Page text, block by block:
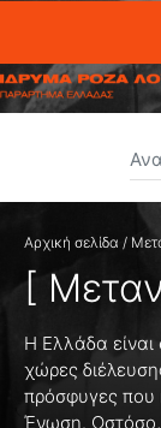
Αρχική σελίδα /
[
Η Ελλάδα είναι
χώρες
πρόσφυγες που
Ένωση. Ωστόσο,